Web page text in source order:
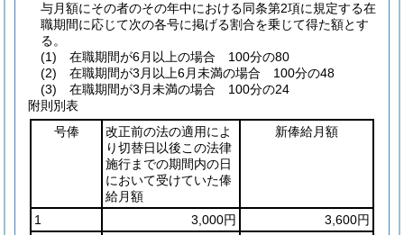
与月額にその者のその年中における同条第2項に規定する在
職期間に応じて次の各号に掲げる割合を乗じて得た額とす
る。
(1)
在職期間が6月以上の場合 100分の80
(2)
在職期間が3月以上6月未満の場合 100分の48
(3)
在職期間が3月未満の場合 100分の24
附則別表
号俸
改正前の法の適用によ
り切替日以後この法律
施行までの期間内の日
において受けていた俸
給月額
新俸給月額
1 3,000円
3,600円